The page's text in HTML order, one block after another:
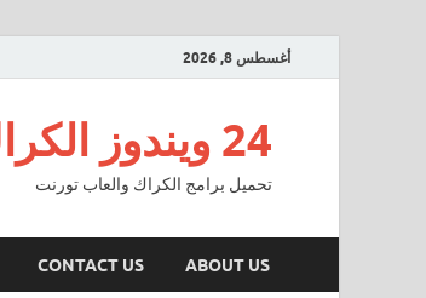
أغسطس 8, 2026
24 ويندوز الكراك
تحميل برامج الكراك والعاب تورنت
ABOUT US
CONTACT US